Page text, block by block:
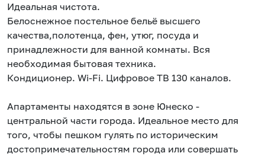
Идеальная чистота.
Белоснежное постельное бельё высшего
качества,полотенца, фен, утюг, посуда и
принадлежности для ванной комнаты. Вся
необходимая бытовая техника.
Кондиционер. Wi-Fi. Цифровое ТВ 130 каналов.
Апартаменты находятся в зоне Юнеско -
центральной части города. Идеальное место для
того, чтобы пешком гулять по историческим
достопримечательностям города или совершать